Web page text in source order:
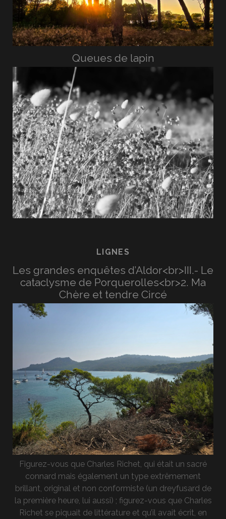
Queues de lapin
LIGNES
Les grandes enquêtes d’Aldor<br>III.- Le
cataclysme de Porquerolles<br>2. Ma
Chère et tendre Circé
Figurez-vous que Charles Richet, qui était un sacré
connard mais également un type extrêmement
brillant, original et non conformiste (un dreyfusard de
la première heure, lui aussi) ; figurez-vous que Charles
Richet se piquait de littérature et qu’il avait écrit, en